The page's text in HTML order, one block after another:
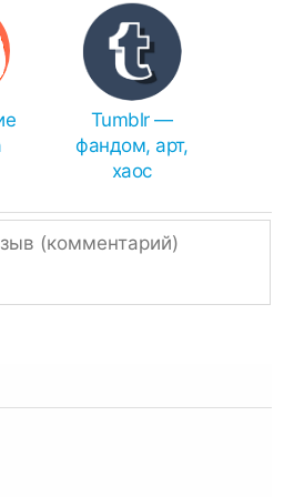
или rar:
переименовывают
измените
подписана, как ZIP или
распаковать
RARилиTotal
Tumblr —
фандом, арт,
хаос